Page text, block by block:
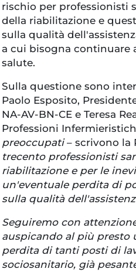
rischio per professionisti
della riabilitazione e
sulla qualità
a cui bisogna continuare
salute.
Sulla questione sono
Paolo Esposito,
NA-AV-BN-CE e Teresa
Professioni
preoccupati– scrivono la
trecento professionisti
riabilitazione e per le
un'eventuale perdita di
sulla qualità
Seguiremo con
auspicando al più presto
perdita di tanti posti di
sociosanitario, già